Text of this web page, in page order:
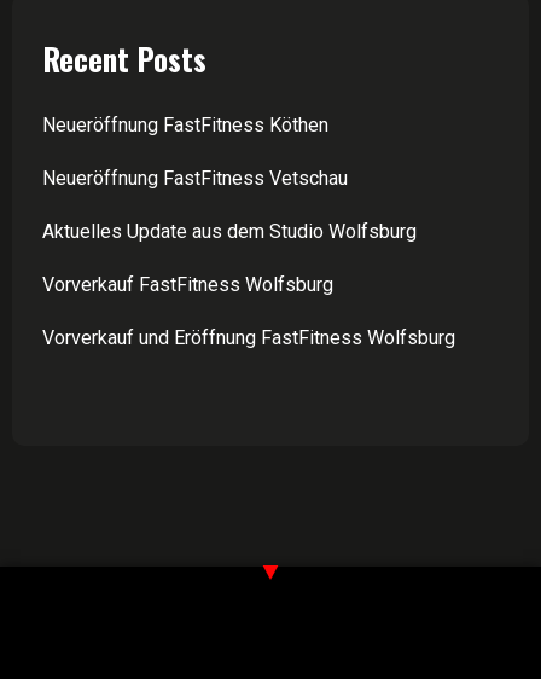
Recent Posts
Neueröffnung FastFitness Köthen
Neueröffnung FastFitness Vetschau
Aktuelles Update aus dem Studio Wolfsburg
Vorverkauf FastFitness Wolfsburg
Vorverkauf und Eröffnung FastFitness Wolfsburg